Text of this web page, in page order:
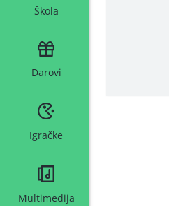
Škola
Darovi
Igračke
Multimedija